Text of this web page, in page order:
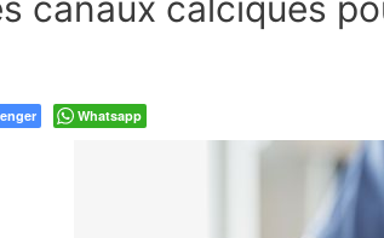
canaux calciques
Whatsapp